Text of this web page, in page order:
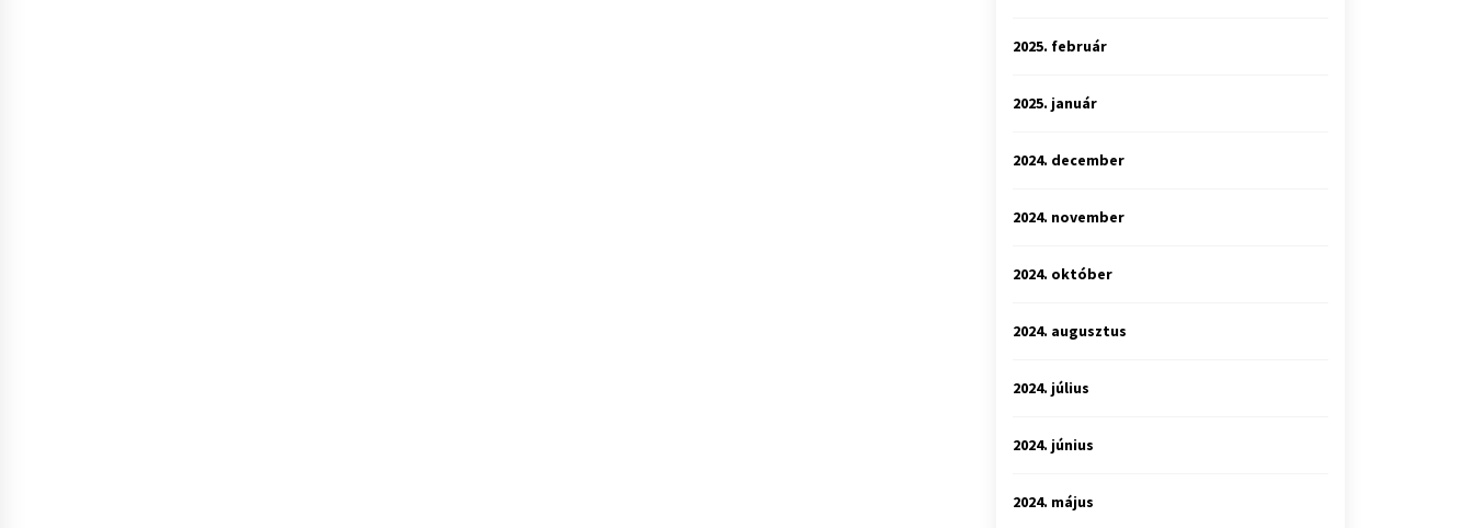
2025. február
2025. január
2024. december
2024. november
2024. október
2024. augusztus
2024. július
2024. június
2024. május